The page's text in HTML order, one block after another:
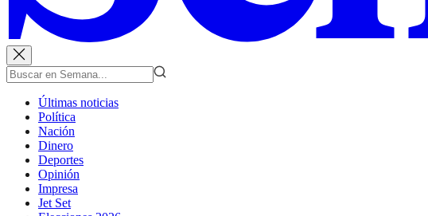
Últimas noticias
Política
Nación
Dinero
Deportes
Opinión
Impresa
Jet Set